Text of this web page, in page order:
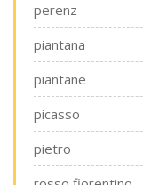
perenz
piantana
piantane
picasso
pietro